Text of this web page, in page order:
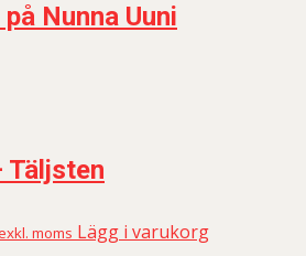
Nunna Uuni
Täljsten
moms Lägg i varukorg